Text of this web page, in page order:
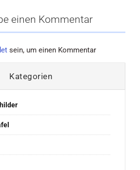
einen Kommentar
sein, um einen Kommentar
Kategorien